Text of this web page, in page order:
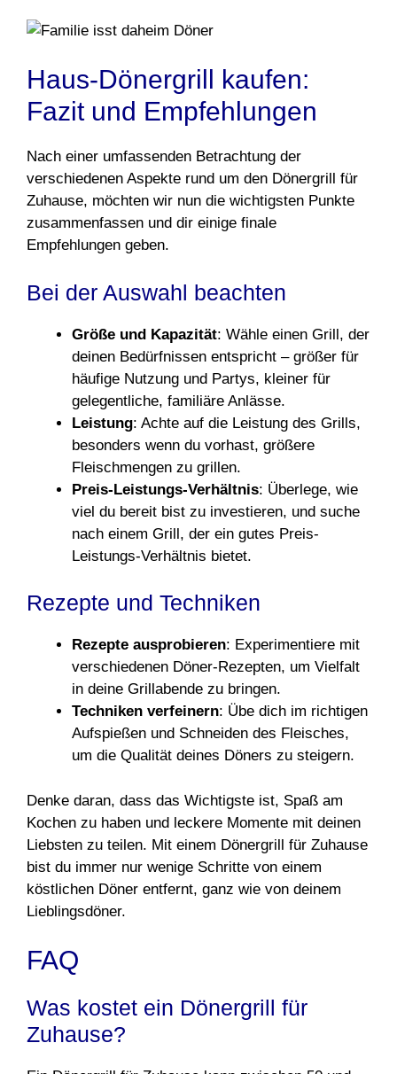
Haus-Dönergrill kaufen:
Fazit und Empfehlungen
Nach einer umfassenden Betrachtung der
verschiedenen Aspekte rund um den Dönergrill für
Zuhause, möchten wir nun die wichtigsten Punkte
zusammenfassen und dir einige finale
Empfehlungen geben.
Bei der Auswahl beachten
Größe und Kapazität: Wähle einen Grill, der
deinen Bedürfnissen entspricht – größer für
häufige Nutzung und Partys, kleiner für
gelegentliche, familiäre Anlässe.
Leistung: Achte auf die Leistung des Grills,
besonders wenn du vorhast, größere
Fleischmengen zu grillen.
Preis-Leistungs-Verhältnis: Überlege, wie
viel du bereit bist zu investieren, und suche
nach einem Grill, der ein gutes Preis-
Leistungs-Verhältnis bietet.
Rezepte und Techniken
Rezepte ausprobieren: Experimentiere mit
verschiedenen Döner-Rezepten, um Vielfalt
in deine Grillabende zu bringen.
Techniken verfeinern: Übe dich im richtigen
Aufspießen und Schneiden des Fleisches,
um die Qualität deines Döners zu steigern.
Denke daran, dass das Wichtigste ist, Spaß am
Kochen zu haben und leckere Momente mit deinen
Liebsten zu teilen. Mit einem Dönergrill für Zuhause
bist du immer nur wenige Schritte von einem
köstlichen Döner entfernt, ganz wie von deinem
Lieblingsdöner.
FAQ
Was kostet ein Dönergrill für
Zuhause?